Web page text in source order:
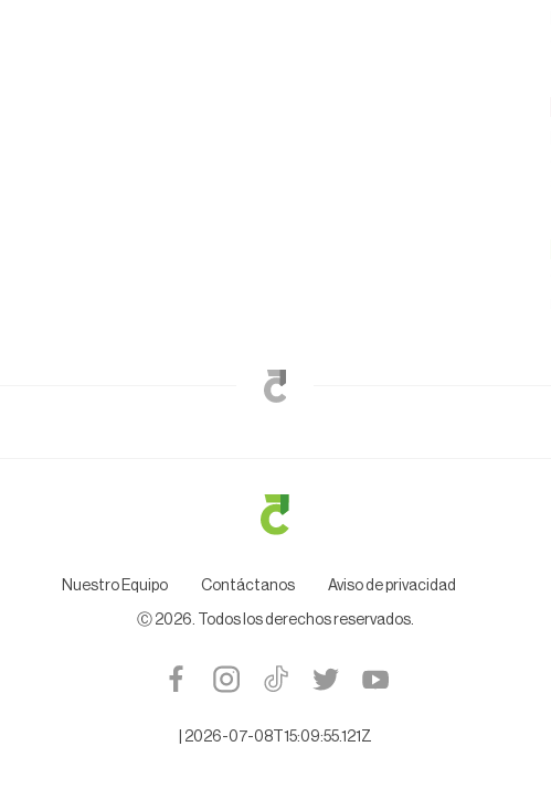
Nuestro Equipo Contáctanos Aviso de privacidad
Ⓒ 2026 . Todos los derechos reservados.
2026-07-08T15:09:55.121Z